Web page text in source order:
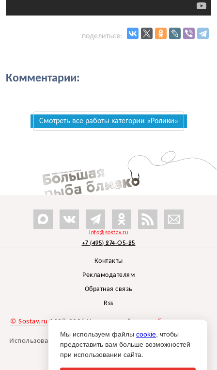
поделиться:
Комментарии:
Смотреть все работы категории «Ролики»
info@sostav.ru
+7 (495) 274-05-25
Контакты
Рекламодателям
Обратная связь
Rss
© Sostav.ru 1998-2026 Независимый проектбрендингового
агентства Depot
Использование материалов Sostav.ru допустимо только при
указании источника.
Мы используем файлы cookie , чтобы
предоставить вам больше возможностей
при использовании сайта.